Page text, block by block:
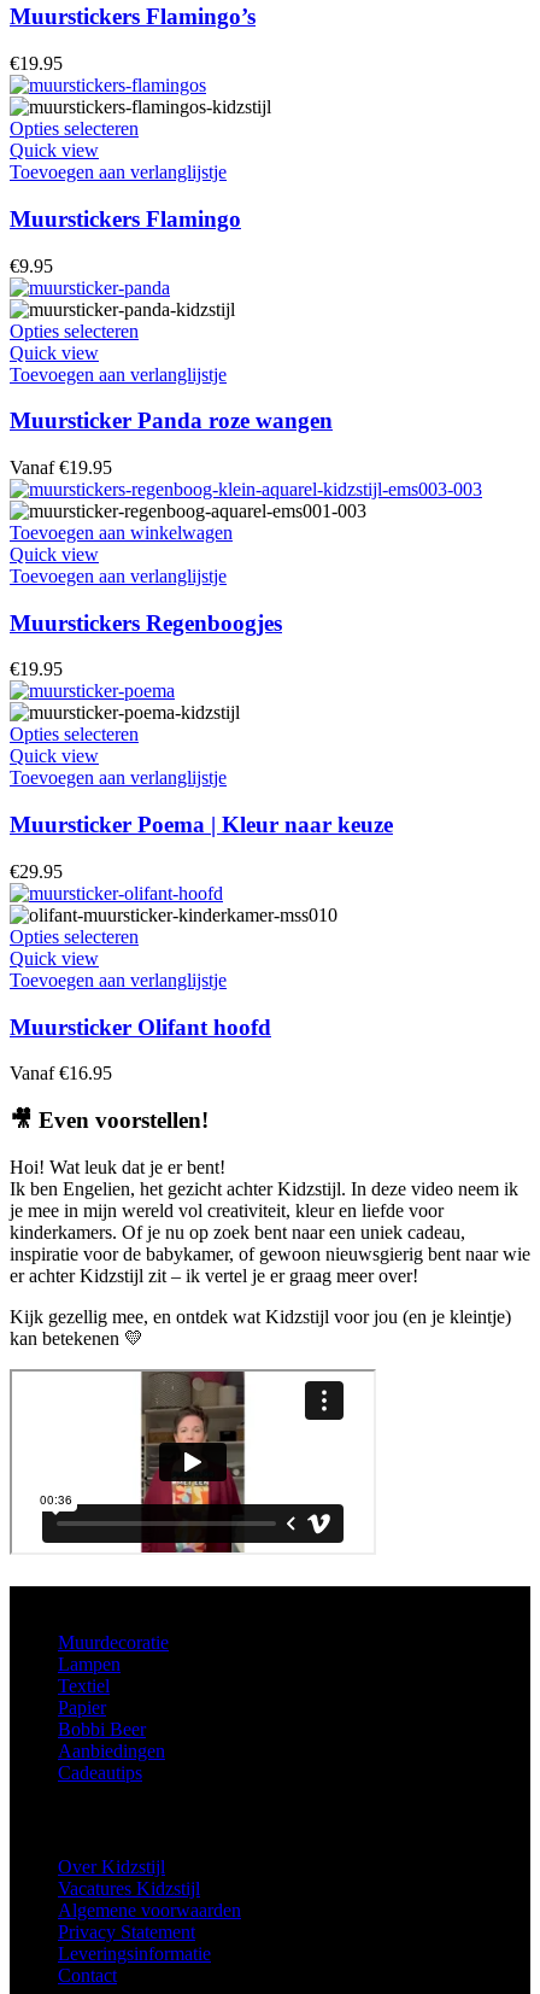
variaties.
kan
gekozen
worden
op
de
productpagina
Muurstickers Flamingo’s
€19.95
Opties selecteren
heeft
variaties.
Deze
kan
gekozen
worden
op
de
productpagina
Quick view
Toevoegen aan verlanglijstje
Muurstickers Flamingo
€9.95
Opties selecteren
heeft
variaties.
kan
gekozen
worden
op
de
productpagina
Quick view
Toevoegen aan verlanglijstje
Muursticker Panda roze wangen
Vanaf €19.95
Toevoegen aan winkelwagen
Quick view
Toevoegen aan verlanglijstje
Muurstickers Regenboogjes
€19.95
Opties selecteren
heeft
variaties.
kan
gekozen
op
de
productpagina
Quick view
Toevoegen aan verlanglijstje
Muursticker Poema | Kleur naar keuze
€29.95
Opties selecteren
heeft
variaties.
Deze
gekozen
worden
de
productpagina
Quick view
Toevoegen aan verlanglijstje
Muursticker Olifant hoofd
Vanaf €16.95
🎥 Even voorstellen!
Hoi! Wat leuk dat je er bent!
Ik ben Engelien, het gezicht achter Kidzstijl. In deze video neem ik
je mee in mijn wereld vol creativiteit, kleur en liefde voor
kinderkamers. Of je nu op zoek bent naar een uniek cadeau,
inspiratie voor de babykamer, of gewoon nieuwsgierig bent naar wie
er achter Kidzstijl zit – ik vertel je er graag meer over!
Kijk gezellig mee, en ontdek wat Kidzstijl voor jou (en je kleintje)
kan betekenen 💛
Muurdecoratie
Lampen
Textiel
Papier
Bobbi Beer
Aanbiedingen
Cadeautips
Over Kidzstijl
Vacatures Kidzstijl
Algemene voorwaarden
Privacy Statement
Leveringsinformatie
Contact